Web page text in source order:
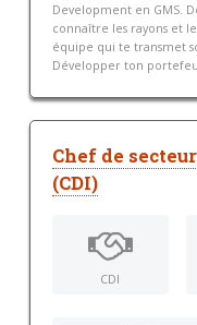
Development en GMS.
connaître les rayons et
équipe qui te transmet
Développer ton
Chef de
(CDI)
CDI